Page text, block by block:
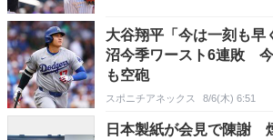
大谷翔平「今は一刻も
沼今季ワースト6連敗
も空砲
スポニチアネックス 8/6(木) 6:51
日本製紙が会見で陳謝